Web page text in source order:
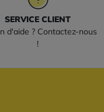
SERVICE CLIENT
d'aide ? Contactez-nous
!